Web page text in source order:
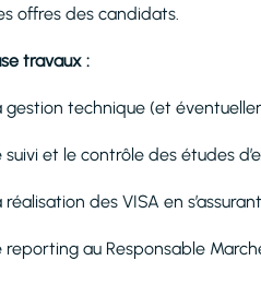
offres des candidats.
travaux :
gestion technique (et
suivi et le contrôle des études
réalisation des VISA en
reporting au Responsable